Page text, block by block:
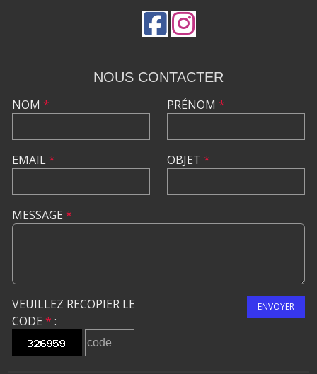
NOUS CONTACTER
NOM *
EMAIL*
PRÉNOM *
OBJET *
MESSAGE *
VEUILLEZ RECOPIER LE
CODE * :
ENVOYER